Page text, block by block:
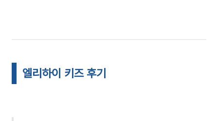
엘리하이 키즈 후기